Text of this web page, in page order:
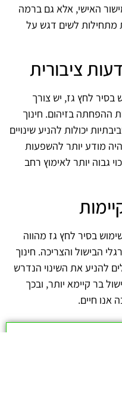
האישי, אלא גם ברמה
מתחילות לשים דגש על
ציבורית
לחץ גז, יש צורך
ההפחתה בזיהום. חינוך
יכולות להניע שינויים
מודע יותר להשפעות
גבוה יותר לאימוץ רחב
בסיר לחץ גז מהווה
הבישול והצריכה. חינוך
להניע את השינוי הנדרש
בר קיימא יותר, ובכך
אנו חיים.